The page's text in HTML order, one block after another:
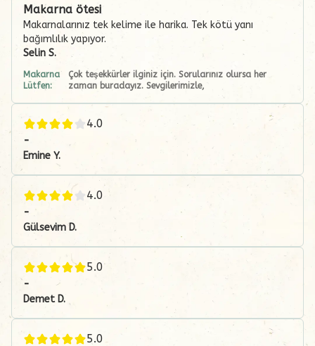
Makarna ötesi
Makarnalarınız tek kelime ile harika. Tek kötü yanı
bağımlılık yapıyor.
Selin S.
Makarna
Lütfen:
Çok teşekkürler ilginiz için. Sorularınız olursa her
zaman buradayız. Sevgilerimizle,
4.0
-
Emine Y.
4.0
-
Gülsevim D.
5.0
-
Demet D.
5.0